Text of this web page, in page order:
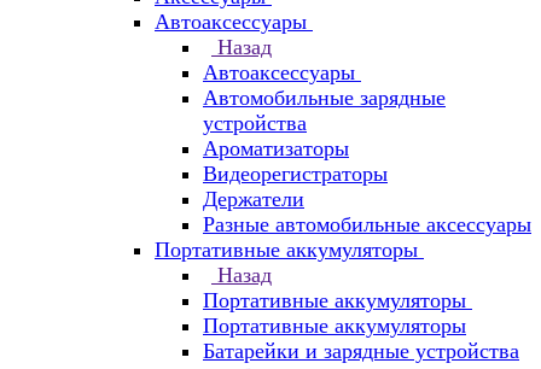
Автоаксессуары
Назад
Автоаксессуары
Автомобильные зарядные
устройства
Ароматизаторы
Видеорегистраторы
Держатели
Разные автомобильные аксессуары
Портативные аккумуляторы
Назад
Портативные аккумуляторы
Портативные аккумуляторы
Батарейки и зарядные устройства